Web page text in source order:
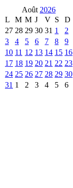
Août 2026
L
M M J V S
D
27 28 29 30 31 1
2
3
4 5 6 7 8
9
10 11 12 13 14 15 16
17 18 19 20 21 22 23
24 25 26 27 28 29 30
31 1 2 3 4 5 6